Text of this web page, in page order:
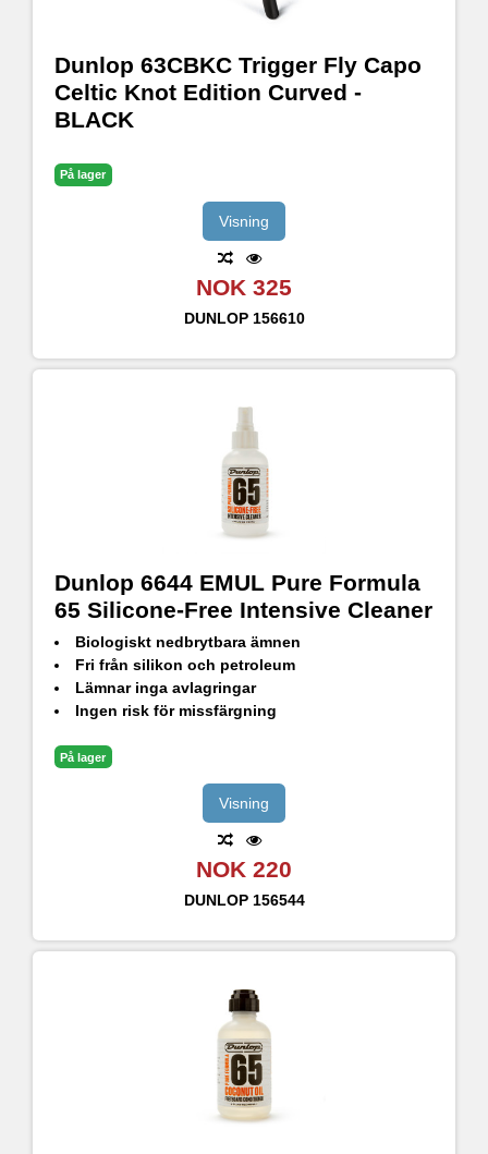
Dunlop 63CBKC Trigger Fly Capo
Celtic Knot Edition Curved -
BLACK
På lager
Visning
NOK 325
DUNLOP 156610
Dunlop 6644 EMUL Pure Formula
65 Silicone-Free Intensive Cleaner
Biologiskt nedbrytbara ämnen
Fri från silikon och petroleum
Lämnar inga avlagringar
Ingen risk för missfärgning
På lager
Visning
NOK 220
DUNLOP 156544